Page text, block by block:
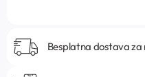
Besplatna dostava